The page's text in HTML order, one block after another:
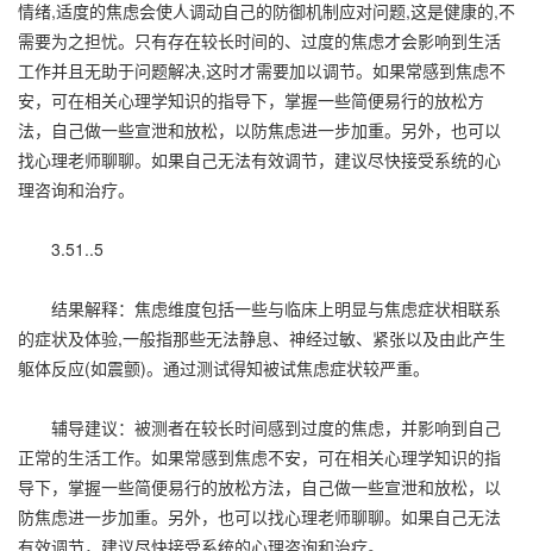
情绪,适度的焦虑会使人调动自己的防御机制应对问题,这是健康的,不
需要为之担忧。只有存在较长时间的、过度的焦虑才会影响到生活
工作并且无助于问题解决,这时才需要加以调节。如果常感到焦虑不
安，可在相关心理学知识的指导下，掌握一些简便易行的放松方
法，自己做一些宣泄和放松，以防焦虑进一步加重。另外，也可以
找心理老师聊聊。如果自己无法有效调节，建议尽快接受系统的心
理咨询和治疗。
3.51..5
结果解释：焦虑维度包括一些与临床上明显与焦虑症状相联系
的症状及体验,一般指那些无法静息、神经过敏、紧张以及由此产生
躯体反应(如震颤)。通过测试得知被试焦虑症状较严重。
辅导建议：被测者在较长时间感到过度的焦虑，并影响到自己
正常的生活工作。如果常感到焦虑不安，可在相关心理学知识的指
导下，掌握一些简便易行的放松方法，自己做一些宣泄和放松，以
防焦虑进一步加重。另外，也可以找心理老师聊聊。如果自己无法
有效调节，建议尽快接受系统的心理咨询和治疗。